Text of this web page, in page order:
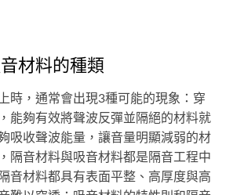
材料的種類
時，通常會出現3種可能的現象：穿
能夠有效將聲波反彈並隔絕的材料就
吸收聲波能量，讓音量明顯減弱的材
隔音材料與吸音材料都是隔音工程中
音材料都具有表面平整、高厚度與高